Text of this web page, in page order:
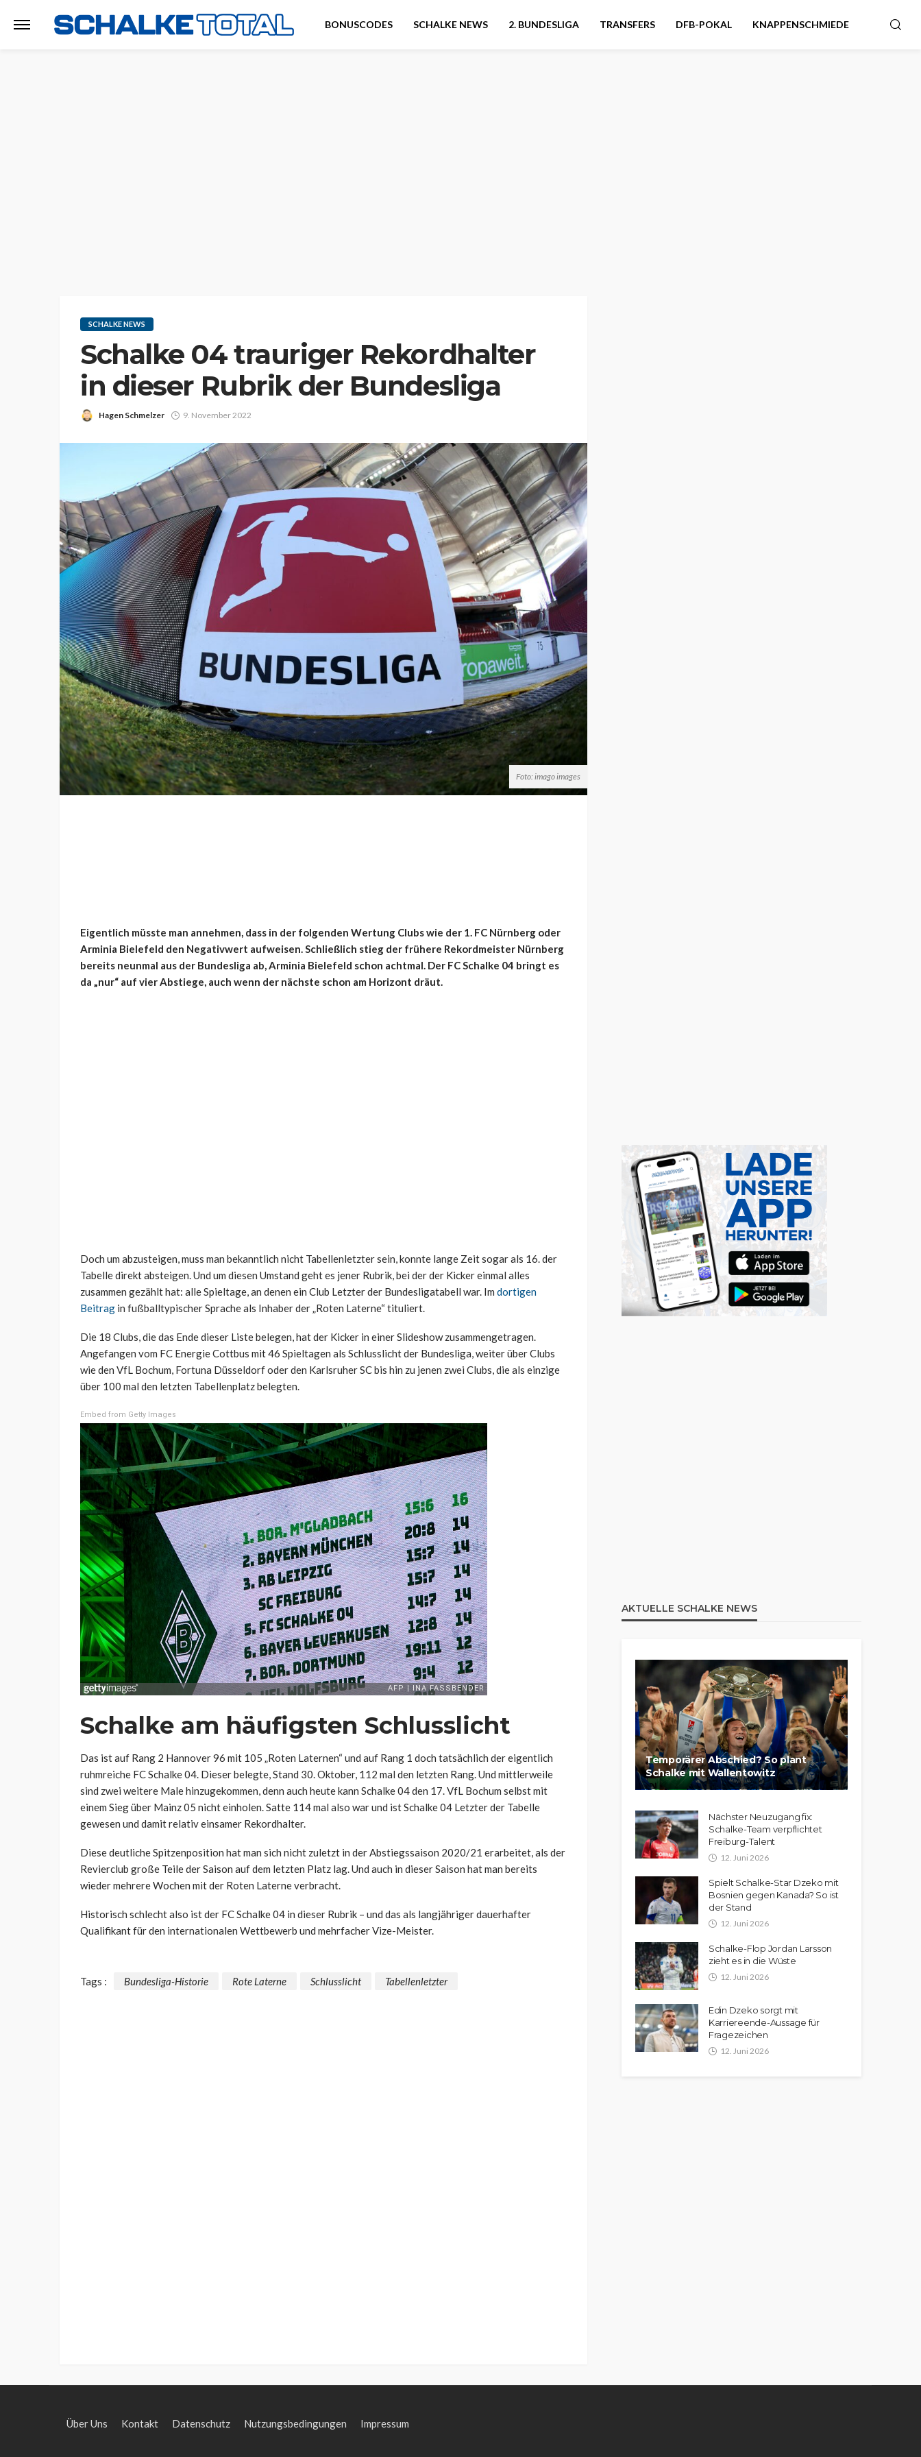
BONUSCODES SCHALKE NEWS 2. BUNDESLIGA TRANSFERS DFB-POKAL KNAPPENSCHMIEDE
SCHALKE NEWS
Schalke 04 trauriger Rekordhalter
in dieser Rubrik der Bundesliga
Hagen Schmelzer 9. November 2022
Foto: imago images
Eigentlich müsste man annehmen, dass in der folgenden Wertung Clubs wie der 1. FC Nürnberg oder
Arminia Bielefeld den Negativwert aufweisen. Schließlich stieg der frühere Rekordmeister Nürnberg
bereits neunmal aus der Bundesliga ab, Arminia Bielefeld schon achtmal. Der FC Schalke 04 bringt es
da „nur“ auf vier Abstiege, auch wenn der nächste schon am Horizont dräut.
Doch um abzusteigen, muss man bekanntlich nicht Tabellenletzter sein, konnte lange Zeit sogar als 16. der
Tabelle direkt absteigen. Und um diesen Umstand geht es jener Rubrik, bei der der Kicker einmal alles
zusammen gezählt hat: alle Spieltage, an denen ein Club Letzter der Bundesligatabell war. Im dortigen
Beitrag in fußballtypischer Sprache als Inhaber der „Roten Laterne“ tituliert.
Die 18 Clubs, die das Ende dieser Liste belegen, hat der Kicker in einer Slideshow zusammengetragen.
Angefangen vom FC Energie Cottbus mit 46 Spieltagen als Schlusslicht der Bundesliga, weiter über Clubs
wie den VfL Bochum, Fortuna Düsseldorf oder den Karlsruher SC bis hin zu jenen zwei Clubs, die als einzige
über 100 mal den letzten Tabellenplatz belegten.
Embed from Getty Images
Schalke am häufigsten Schlusslicht
Das ist auf Rang 2 Hannover 96 mit 105 „Roten Laternen“ und auf Rang 1 doch tatsächlich der eigentlich
ruhmreiche FC Schalke 04. Dieser belegte, Stand 30. Oktober, 112 mal den letzten Rang. Und mittlerweile
sind zwei weitere Male hinzugekommen, denn auch heute kann Schalke 04 den 17. VfL Bochum selbst mit
einem Sieg über Mainz 05 nicht einholen. Satte 114 mal also war und ist Schalke 04 Letzter der Tabelle
gewesen und damit relativ einsamer Rekordhalter.
Diese deutliche Spitzenposition hat man sich nicht zuletzt in der Abstiegssaison 2020/21 erarbeitet, als der
Revierclub große Teile der Saison auf dem letzten Platz lag. Und auch in dieser Saison hat man bereits
wieder mehrere Wochen mit der Roten Laterne verbracht.
Historisch schlecht also ist der FC Schalke 04 in dieser Rubrik – und das als langjähriger dauerhafter
Qualifikant für den internationalen Wettbewerb und mehrfacher Vize-Meister.
Tags : Bundesliga-Historie Rote Laterne Schlusslicht Tabellenletzter
AKTUELLE SCHALKE NEWS
Temporärer Abschied? So plant
Schalke mit Wallentowitz
Nächster Neuzugang fix:
Schalke-Team verpflichtet
Freiburg-Talent
12. Juni 2026
Spielt Schalke-Star Dzeko mit
Bosnien gegen Kanada? So ist
der Stand
12. Juni 2026
Schalke-Flop Jordan Larsson
zieht es in die Wüste
12. Juni 2026
Edin Dzeko sorgt mit
Karriereende-Aussage für
Fragezeichen
12. Juni 2026
Über Uns Kontakt Datenschutz Nutzungsbedingungen Impressum